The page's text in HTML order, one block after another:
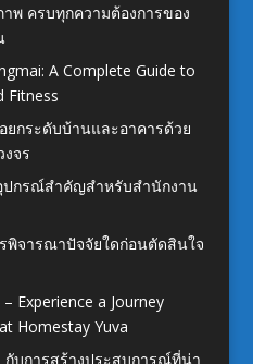
พ ครบทุกความต้องการของ
A Complete Guide to
Fitness
ยกระดับบ้านและอาคารด้วย
จร
ปกรณ์สำคัญสำหรับสำนักงาน
พิจารณาปัจจัยใดก่อนตัดสินใจ
Experience a Journey
Homestay Yuva
บการสร้างประสบการณ์ที่น่า